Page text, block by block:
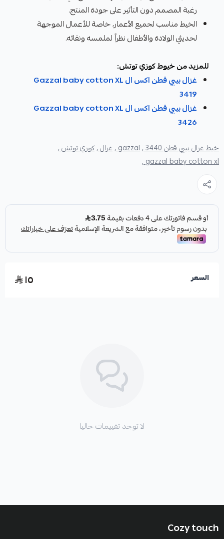
رغبة المصمم دون التأثير على جودة المنتج.
الخيط مناسب لجميع الأعمار، خاصة للأعمال الموجهة
لحديثي الولادة والأطفال نظراً لملمسه ونقائه.
للمزيد من خيوط كوزي توتش:
غزال بيبي قطن اكس ال Gazzal baby cotton XL
3419
غزال بيبي قطن اكس ال Gazzal baby cotton XL
3426
خيط غزال بيبي قطن 3440 , gazzal , غزال ,كوزي توتش ,
gazzal baby cotton xl ,
السعر ١٥
لا توجد تقييمات حاليا
Cozy touch